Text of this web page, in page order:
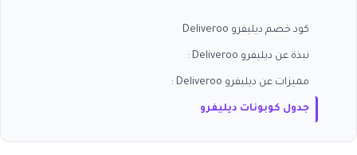
كود خصم ديليفرو Deliveroo
نبذة عن ديليفرو Deliveroo :
مميزات عن ديليفرو Deliveroo :
جدول كوبونات ديليفرو